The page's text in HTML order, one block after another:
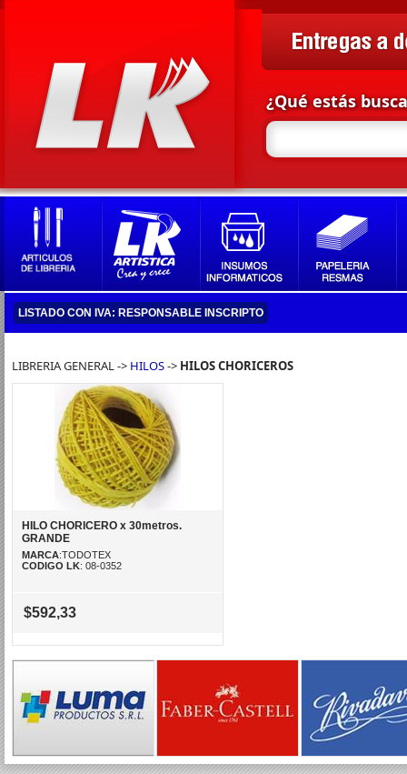
¿Qué estás
LISTADO CON IVA: RESPONSABLE INSCRIPTO
LIBRERIA GENERAL -> HILOS-> HILOS CHORICEROS
HILO CHORICERO x 30metros.
GRANDE
MARCA:TODOTEX
CODIGO LK: 08-0352
$592,33